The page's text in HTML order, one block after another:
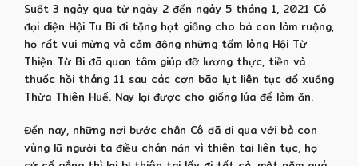
Suốt 3 ngày qua từ ngày 2 đến ngày 5 tháng 1, 2021 Cô
đại diện Hội Tu Bi đi tặng hạt giống cho bà con làm ruộng,
họ rất vui mừng và cảm động những tấm lòng Hội Từ
Thiện Từ Bi đã quan tâm giúp đỡ lương thực, tiền và
thuốc hồi tháng 11 sau các cơn bão lụt liên tục đổ xuống
Thừa Thiên Huế. Nay lại được cho giống lúa để làm ăn.
Đến nay, những nơi bước chân Cô đã đi qua với bà con
vùng lũ người ta điều chán nản vì thiên tai liên tục, họ